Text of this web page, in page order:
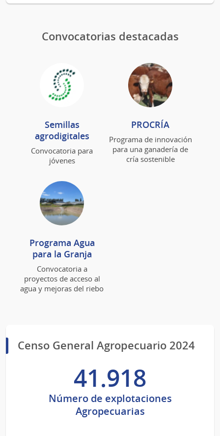
Convocatorias destacadas
Semillas
agrodigitales
Convocatoria para
jóvenes
PROCRÍA
Programa de innovación
para una ganadería de
cría sostenible
Programa Agua
para la Granja
Convocatoria a
proyectos de acceso al
agua y mejoras del riebo
Censo General Agropecuario 2024
41.918
Número de explotaciones
Agropecuarias